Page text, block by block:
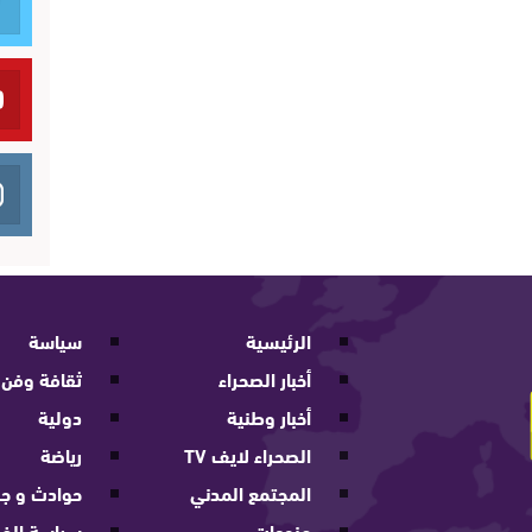
الرئيسية
أخبار الصحراء
أخبار وطنية
الصحراء لايف TV
المجتمع المدني
سياسة
ثقافة وفن
دولية
رياضة
حوادث و